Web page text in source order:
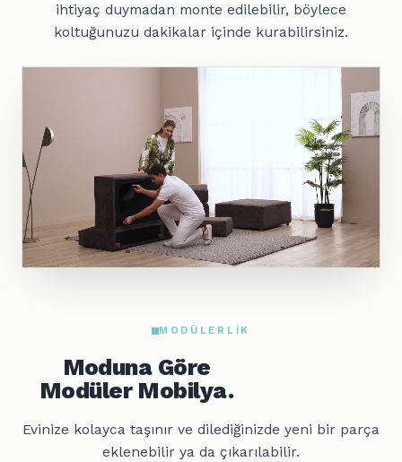
ihtiyaç duymadan monte edilebilir, böylece
koltuğunuzu dakikalar içinde kurabilirsiniz.
MODÜLERLIK
Moduna Göre
Modüler Mobilya.
Evinize kolayca taşınır ve dilediğinizde yeni bir parça
eklenebilir ya da çıkarılabilir.